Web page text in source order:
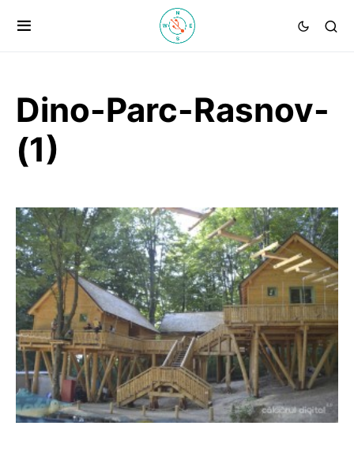
Dino-Parc-Rasnov-
(1)